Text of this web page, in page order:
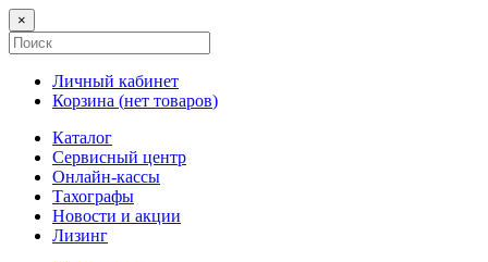
×
Личный кабинет
Корзина (нет товаров)
Каталог
Сервисный центр
Онлайн-кассы
Тахографы
Новости и акции
Лизинг